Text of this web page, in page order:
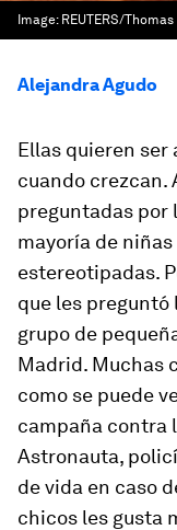
Image: REUTERS/
Alejandra Agudo
Ellas quieren
cuando crezcan.
preguntadas por
mayoría de
estereotipadas.
que les preguntó
grupo de
Madrid. Muchas
como se puede
campaña contra
Astronauta,
de vida en caso
chicos les gusta